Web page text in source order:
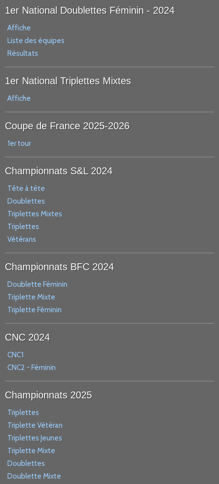
1er National Doublettes Féminin - 2024
Affiche
Liste des équipes
Résultats
1er National Triplettes Mixtes
Affiche
Coupe de France 2025-2026
1er tour
Championnats S&L 2024
Tête à tête
Doublettes
Triplettes Mixtes
Triplettes
Vétérans
Championnats BFC 2024
Doublette Féminin
Triplette Mixte
Triplette Féminin
CNC 2024
CNC1
CNC2 - Féminin
Championnats 2025
Triplettes
Triplette Vétéran
Triplettes Jeunes
Triplette Mixte
Doublettes
Doublette Mixte